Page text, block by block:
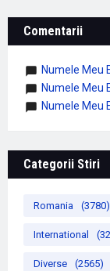
Comentarii
Numele Meu
Numele Meu
Numele Meu
Categorii Stiri
Romania (3780)
International
Diverse (2565)